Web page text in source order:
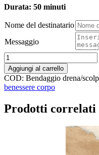
Durata: 50 minuti
Nome del destinatario
Messaggio
Bendaggio
drena/scolpisce/modella
quantità
Aggiungi al carrello
COD: Bendaggio drena/
benessere corpo
Prodotti correlati